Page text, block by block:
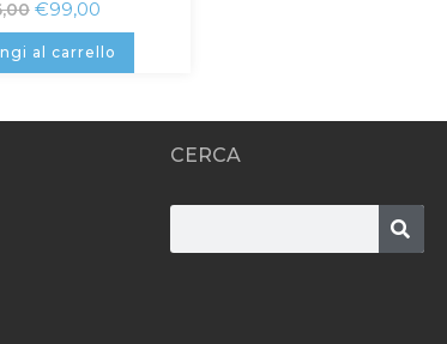
€99,00
al carrello
CERCA